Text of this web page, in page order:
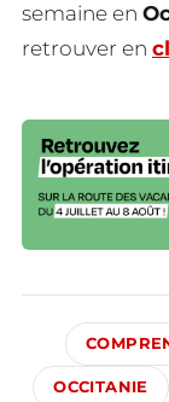
semaine en
retrouver en
OCCITANIE